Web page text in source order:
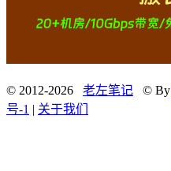
© 2012-2026 老左笔记 © By
号-1 | 关于我们